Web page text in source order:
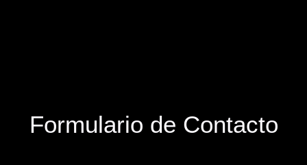
Formulario de Contacto